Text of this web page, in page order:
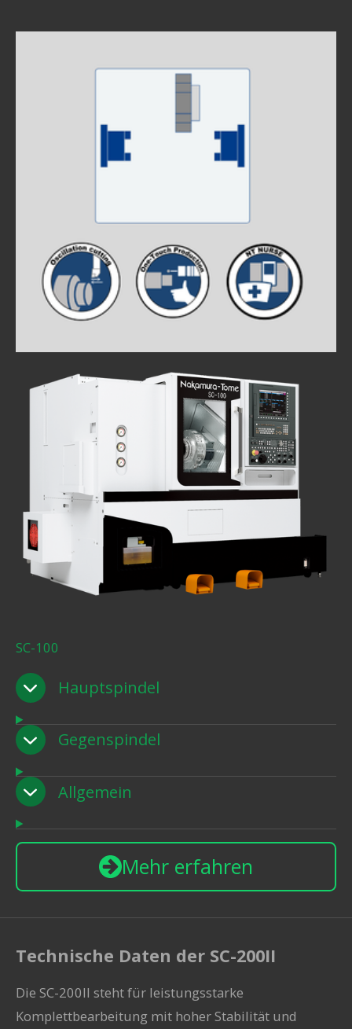
SC-100
Hauptspindel
Gegenspindel
Allgemein
Mehr erfahren
Technische Daten der SC-200II
Die SC-200II steht für leistungsstarke
Komplettbearbeitung mit hoher Stabilität und